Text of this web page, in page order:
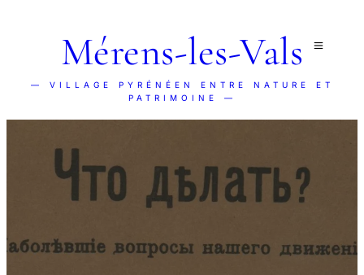
Mérens-les-Vals
— VILLAGE PYRÉNÉEN ENTRE NATURE ET
PATRIMOINE —